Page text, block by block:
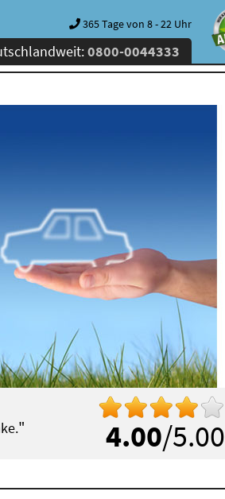
365 Tage von 8 - 22 Uhr
0800-0044333
4.00/5.00
"